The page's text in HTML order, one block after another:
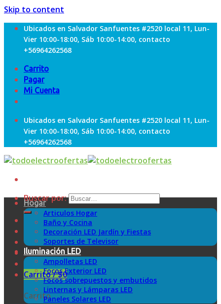
Skip to content
Ubicados en Salvador Sanfuentes #2520 local 11, Lun-
Vier 10:00-18:00, Sáb 10:00-14:00, contacto
+56964262568
Carrito
Pagar
Mi Cuenta
Ubicados en Salvador Sanfuentes #2520 local 11, Lun-
Vier 10:00-18:00, Sáb 10:00-14:00, contacto
+56964262568
Buscar por:
Carrito /$0
Carrito
Hogar
Articulos Hogar
Baño y Cocina
Decoración LED Jardín y Fiestas
Soportes de Televisor
Iluminación LED
Ampolletas LED
Focos Exterior LED
Focos sobrepuestos y embutidos
Linternas y Lámparas LED
Paneles Solares LED